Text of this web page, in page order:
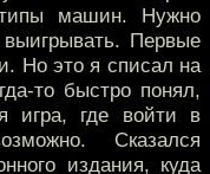
машин. Нужно
выигрывать. Первые
Но это я списал на
то быстро понял,
игра, где войти в
Сказался
издания, куда